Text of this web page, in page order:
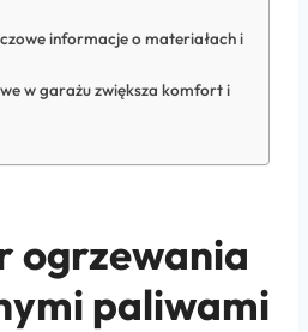
informacje o materiałach i
w garażu zwiększa komfort i
ogrzewania
paliwami